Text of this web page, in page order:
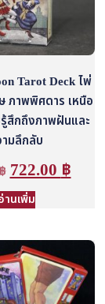
Tarot Deck ไพ่
ภาพพิศดาร เหนือ
สึกถึงภาพฝันและ
มลึกลับ
722.00 ฿
านเพิ่ม